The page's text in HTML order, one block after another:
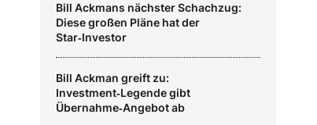
Bill Ackmans nächster Schachzug:
Diese großen Pläne hat der
Star‑Investor
Bill Ackman greift zu:
Investment‑Legende gibt
Übernahme‑Angebot ab